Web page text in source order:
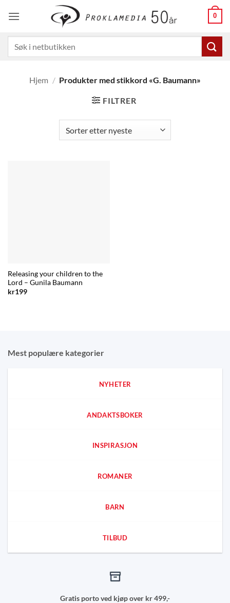
0
etter:
Hjem / Produkter med stikkord «G. Baumann»
FILTRER
Releasing your children to the
Lord – Gunila Baumann
kr199
Mest populære kategorier
NYHETER
ANDAKTSBOKER
INSPIRASJON
ROMANER
BARN
TILBUD
Gratis porto ved kjøp over kr 499,-